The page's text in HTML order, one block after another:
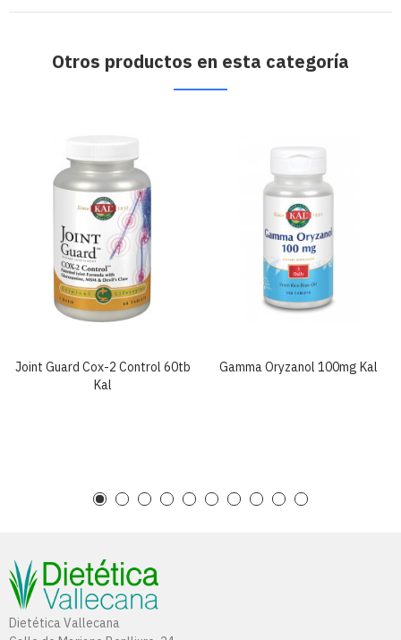
Otros productos en esta categoría
Joint Guard Cox-2 Control 60tb
Kal
Gamma Oryzanol 100mg Kal
Dietética Vallecana